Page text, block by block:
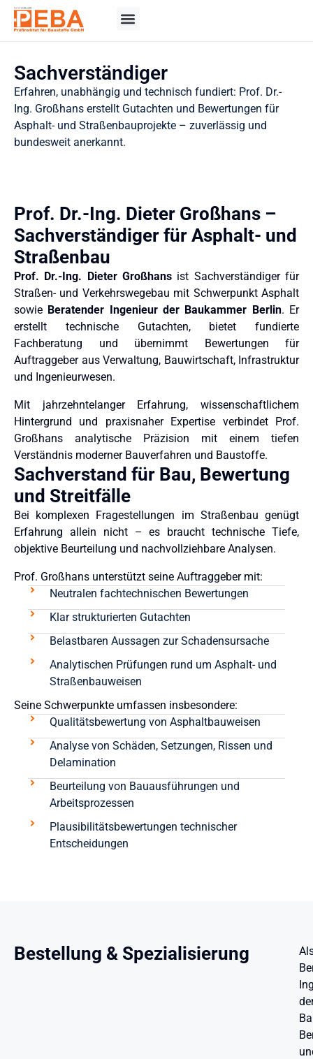
Sachverständiger
Erfahren, unabhängig und technisch fundiert: Prof. Dr.-
Ing. Großhans erstellt Gutachten und Bewertungen für
Asphalt- und Straßenbauprojekte – zuverlässig und
bundesweit anerkannt.
Prof. Dr.-Ing. Dieter Großhans –
Sachverständiger für Asphalt- und
Straßenbau
Prof. Dr.-Ing. Dieter Großhans ist Sachverständiger für
Straßen- und Verkehrswegebau mit Schwerpunkt Asphalt
sowie Beratender Ingenieur der Baukammer Berlin. Er
erstellt technische Gutachten, bietet fundierte
Fachberatung und übernimmt Bewertungen für
Auftraggeber aus Verwaltung, Bauwirtschaft, Infrastruktur
und Ingenieurwesen.
Mit jahrzehntelanger Erfahrung, wissenschaftlichem
Hintergrund und praxisnaher Expertise verbindet Prof.
Großhans analytische Präzision mit einem tiefen
Verständnis moderner Bauverfahren und Baustoffe.
Sachverstand für Bau, Bewertung
und Streitfälle
Bei komplexen Fragestellungen im Straßenbau genügt
Erfahrung allein nicht – es braucht technische Tiefe,
objektive Beurteilung und nachvollziehbare Analysen.
Prof. Großhans unterstützt seine Auftraggeber mit:
Neutralen fachtechnischen Bewertungen
Klar strukturierten Gutachten
Belastbaren Aussagen zur Schadensursache
Analytischen Prüfungen rund um Asphalt- und
Straßenbauweisen
Seine Schwerpunkte umfassen insbesondere:
Qualitätsbewertung von Asphaltbauweisen
Analyse von Schäden, Setzungen, Rissen und
Delamination
Beurteilung von Bauausführungen und
Arbeitsprozessen
Plausibilitätsbewertungen technischer
Entscheidungen
Bestellung & Spezialisierung